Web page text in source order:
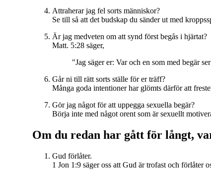
Attraherar jag fel sorts människor?
Se till så att det budskap du sänder ut med
Är jag medveten om att synd först begås i hjärtat?
Matt. 5:28 säger,
"Jag säger er: Var och en som med begär
Går ni till rätt sorts ställe för er träff?
Många goda intentioner har glömts därför att
Gör jag något för att uppegga sexuella begär?
Börja inte med något orent som är sexuellt
Om du redan har gått för långt,
Gud förlåter.
1 Jon 1:9 säger oss att Gud är trofast och